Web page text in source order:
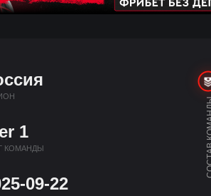
1
КОМАНДЫ
09-22